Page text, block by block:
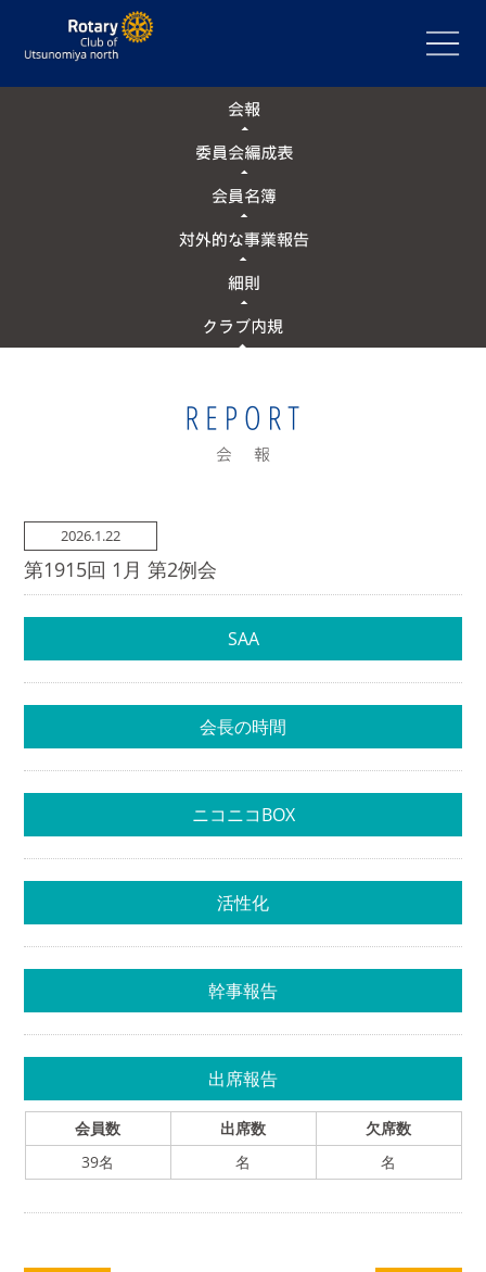
2026.1.22
第1915回 1月 第2例会
SAA
会長の時間
ニコニコBOX
活性化
幹事報告
出席報告
会員数 出席数
欠席数
39名
名 名